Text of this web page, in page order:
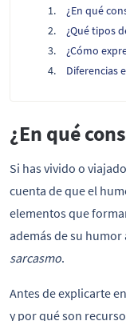
¿En qué
¿Qué tipos
¿Cómo
Diferencias
¿En qué
Si has vivido o
cuenta de que el
elementos que
además de su
sarcasmo.
Antes de explicarte
y por qué son